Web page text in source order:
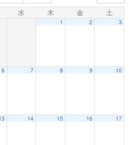
i
水 木 金 土
1 2 3
6 7 8 9 10
14 15 16 17